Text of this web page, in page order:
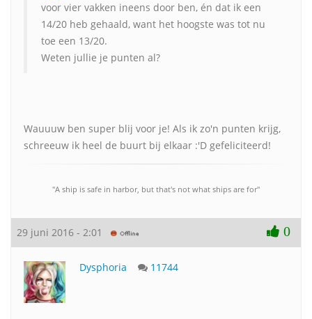
voor vier vakken ineens door ben, én dat ik een
14/20 heb gehaald, want het hoogste was tot nu
toe een 13/20.
Weten jullie je punten al?
Wauuuw ben super blij voor je! Als ik zo'n punten krijg,
schreeuw ik heel de buurt bij elkaar :'D gefeliciteerd!
"A ship is safe in harbor, but that's not what ships are for"
29 juni 2016 - 2:01 0
Dysphoria 11744